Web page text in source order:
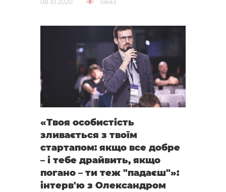
08.10.2020 13643
«Твоя особистість
зливається з твоїм
стартапом: якщо все добре
– і тебе драйвить, якщо
погано – ти теж "падаєш"»:
інтерв'ю з Олександром